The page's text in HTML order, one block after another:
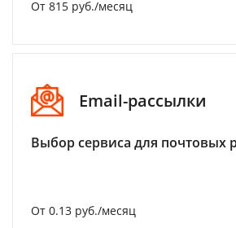
От 815 руб./месяц
Email-рассылки
Выбор сервиса для почтовых
От 0.13 руб./месяц